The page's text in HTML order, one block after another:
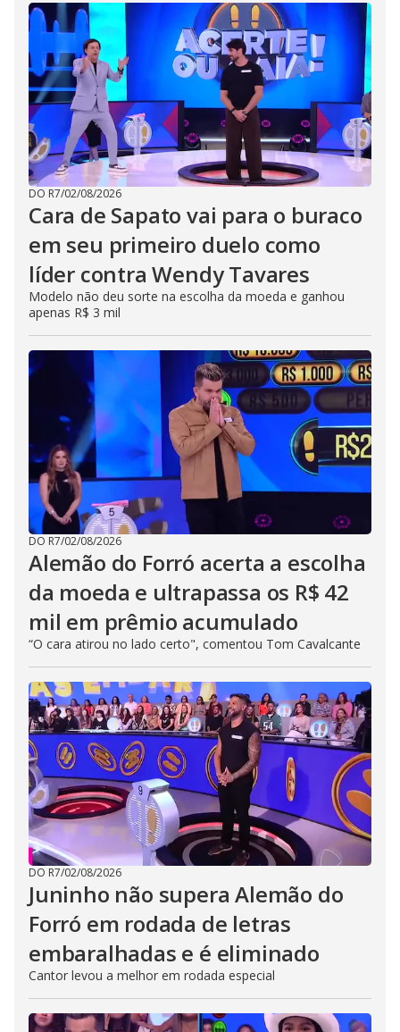
DO R7/02/08/2026
Cara de Sapato vai para o buraco
em seu primeiro duelo como
líder contra Wendy Tavares
Modelo não deu sorte na escolha da moeda e ganhou
apenas R$ 3 mil
DO R7/02/08/2026
Alemão do Forró acerta a escolha
da moeda e ultrapassa os R$ 42
mil em prêmio acumulado
“O cara atirou no lado certo", comentou Tom Cavalcante
DO R7/02/08/2026
Juninho não supera Alemão do
Forró em rodada de letras
embaralhadas e é eliminado
Cantor levou a melhor em rodada especial